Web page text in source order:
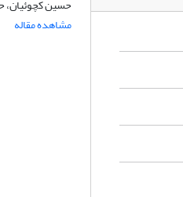
حسین کچوئیان،
مشاهده مقاله